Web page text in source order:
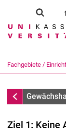
Suchbegriff
Fachgebiete /
Audioguide SDG
Ziel 1: Keine